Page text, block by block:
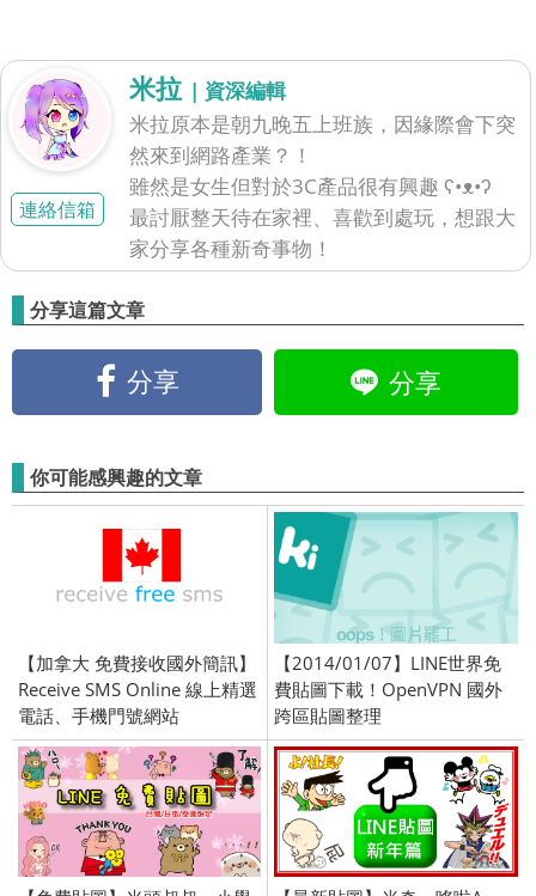
連絡信箱
米拉 | 資深編輯
米拉原本是朝九晚五上班族，因緣際會下突
然來到網路產業？！
雖然是女生但對於3C產品很有興趣 ʕ•ᴥ•ʔ
最討厭整天待在家裡、喜歡到處玩，想跟大
家分享各種新奇事物！
分享這篇文章
分享 分享
你可能感興趣的文章
【加拿大 免費接收國外簡訊】
Receive SMS Online 線上精選
電話、手機門號網站
【2014/01/07】LINE世界免
費貼圖下載！OpenVPN 國外
跨區貼圖整理